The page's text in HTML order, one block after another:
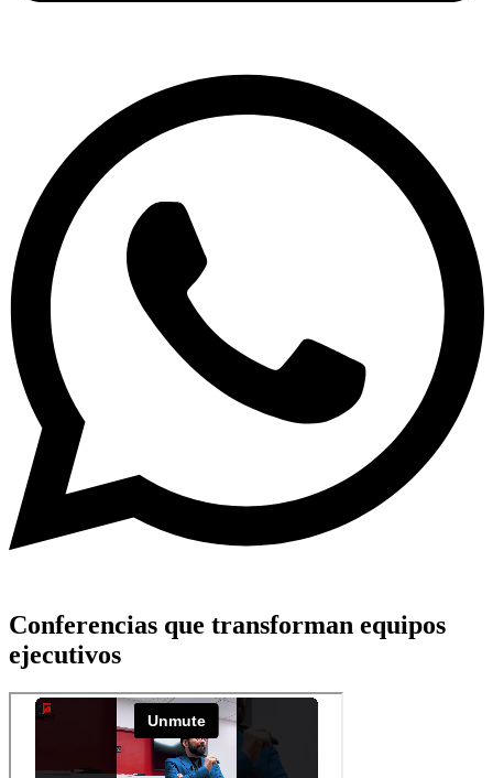
Conferencias que transforman equipos
ejecutivos